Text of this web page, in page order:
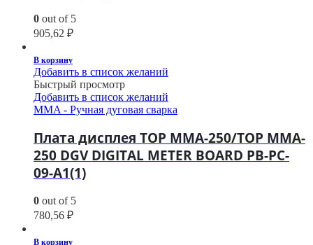
0 out of 5
905,62 ₽
В корзину
Добавить в список желаний
Быстрый просмотр
Добавить в список желаний
MMA - Ручная дуговая сварка
Плата дисплея TOP MMA-250/TOP MMA-
250 DGV DIGITAL METER BOARD PB-PC-
09-A1(1)
0 out of 5
780,56 ₽
В корзину